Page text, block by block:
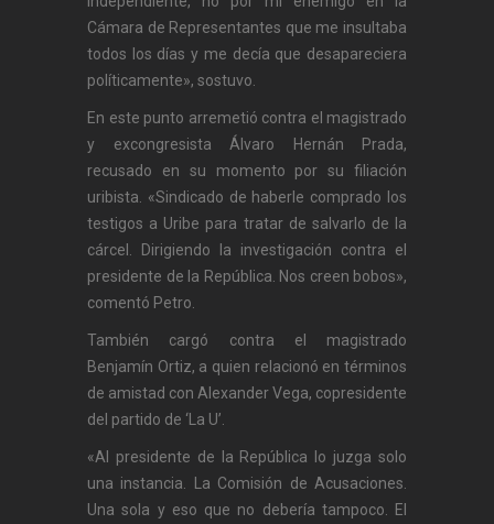
Cámara de Representantes que me insultaba
todos los días y me decía que desapareciera
políticamente», sostuvo.
En este punto arremetió contra el magistrado
y excongresista Álvaro Hernán Prada,
recusado en su momento por su filiación
uribista. «Sindicado de haberle comprado los
testigos a Uribe para tratar de salvarlo de la
cárcel. Dirigiendo la investigación contra el
presidente de la República. Nos creen bobos»,
comentó Petro.
También cargó contra el magistrado
Benjamín Ortiz, a quien relacionó en términos
de amistad con Alexander Vega, copresidente
del partido de ‘La U’.
«Al presidente de la República lo juzga solo
una instancia. La Comisión de Acusaciones.
Una sola y eso que no debería tampoco. El